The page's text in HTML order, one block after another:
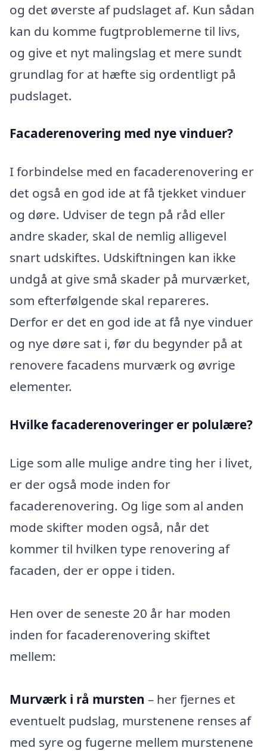
og det øverste af pudslaget af. Kun sådan
kan du komme fugtproblemerne til livs,
og give et nyt malingslag et mere sundt
grundlag for at hæfte sig ordentligt på
pudslaget.
Facaderenovering med nye vinduer?
I forbindelse med en facaderenovering er
det også en god ide at få tjekket vinduer
og døre. Udviser de tegn på råd eller
andre skader, skal de nemlig alligevel
snart udskiftes. Udskiftningen kan ikke
undgå at give små skader på murværket,
som efterfølgende skal repareres.
Derfor er det en god ide at få nye vinduer
og nye døre sat i, før du begynder på at
renovere facadens murværk og øvrige
elementer.
Hvilke facaderenoveringer er polulære?
Lige som alle mulige andre ting her i livet,
er der også mode inden for
facaderenovering. Og lige som al anden
mode skifter moden også, når det
kommer til hvilken type renovering af
facaden, der er oppe i tiden.
Hen over de seneste 20 år har moden
inden for facaderenovering skiftet
mellem:
Murværk i rå mursten – her fjernes et
eventuelt pudslag, murstenene renses af
med syre og fugerne mellem murstenene